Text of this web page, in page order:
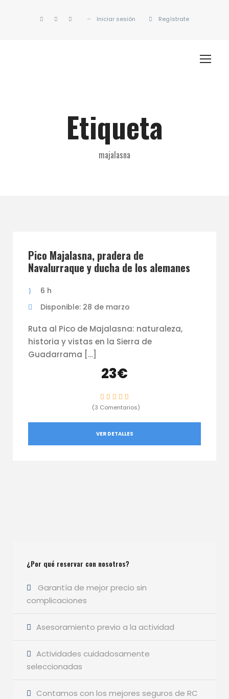
Iniciar sesión Regístrate
Etiqueta
majalasna
Pico Majalasna, pradera de
Navalurraque y ducha de los alemanes
6 h
Disponible: 28 de marzo
Ruta al Pico de Majalasna: naturaleza,
historia y vistas en la Sierra de
Guadarrama […]
23€
(3 Comentarios)
VER DETALLES
¿Por qué reservar con nosotros?
Garantía de mejor precio sin
complicaciones
Asesoramiento previo a la actividad
Actividades cuidadosamente
seleccionadas
Contamos con los mejores seguros de RC